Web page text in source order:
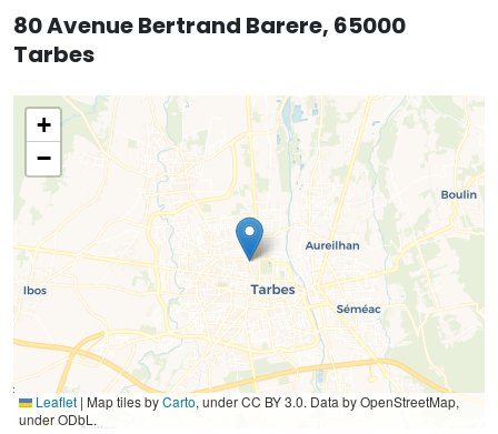
80 Avenue Bertrand Barere, 65000
Tarbes
+
−
Leaflet | Map tiles byCarto, under CC BY 3.0. Data by OpenStreetMap,
under ODbL.